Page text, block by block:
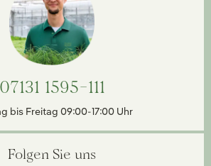
07131 1595-111
bis Freitag 09:00-17:00 Uhr
Folgen Sie uns